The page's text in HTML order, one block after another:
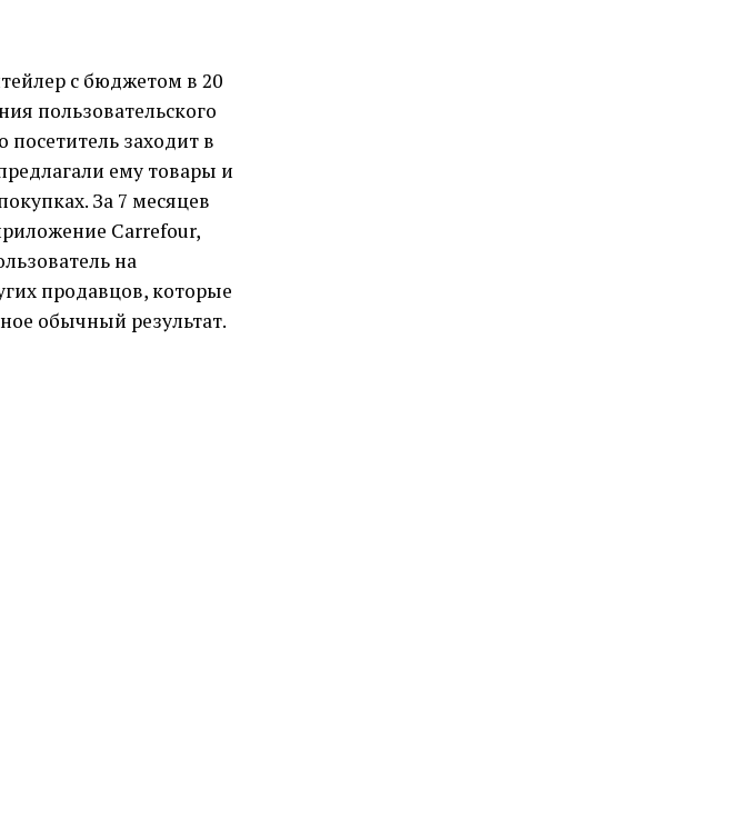
с бюджетом в 20
пользовательского
заходит в
ему товары и
За 7 месяцев
Carrefour,
на
продавцов, которые
обычный результат.